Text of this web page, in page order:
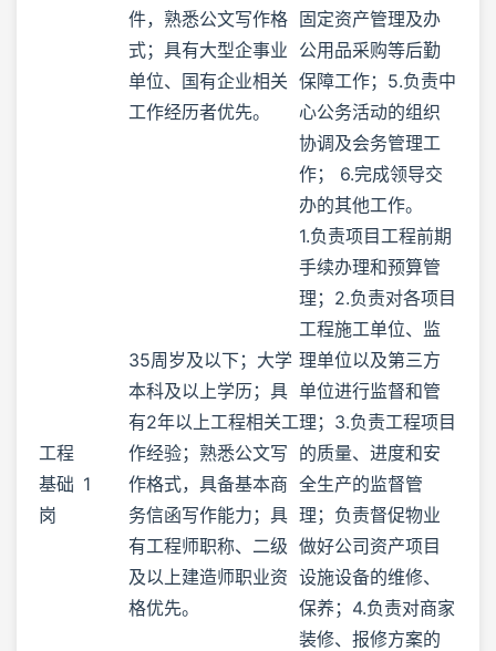
件，熟悉公文写作格
式；具有大型企事业
单位、国有企业相关
工作经历者优先。
固定资产管理及办
公用品采购等后勤
保障工作；5.负责中
心公务活动的组织
协调及会务管理工
作； 6.完成领导交
办的其他工作。
工程
基础
岗
1
35周岁及以下；大学
本科及以上学历；具
有2年以上工程相关工
作经验；熟悉公文写
作格式，具备基本商
务信函写作能力；具
有工程师职称、二级
及以上建造师职业资
格优先。
1.负责项目工程前期
手续办理和预算管
理；2.负责对各项目
工程施工单位、监
理单位以及第三方
单位进行监督和管
理；3.负责工程项目
的质量、进度和安
全生产的监督管
理；负责督促物业
做好公司资产项目
设施设备的维修、
保养；4.负责对商家
装修、报修方案的